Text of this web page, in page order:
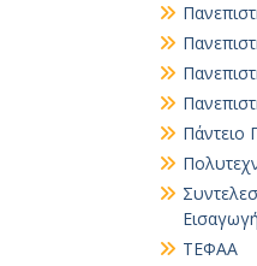
Πάντειο
ΤΕΦΑΑ